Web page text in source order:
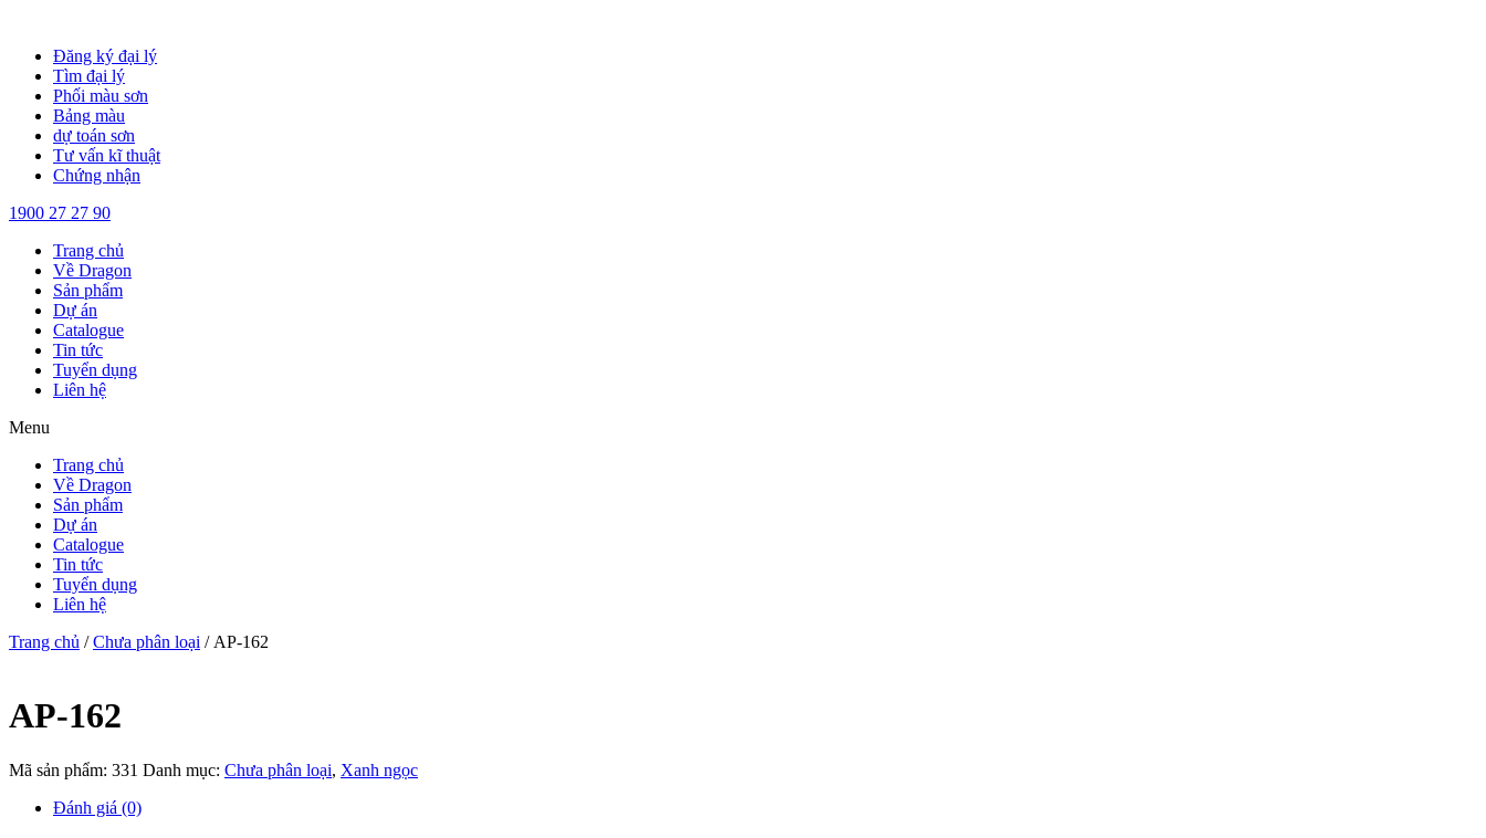
dung
Đăng ký đại lý
Tìm đại lý
Phối màu sơn
Bảng màu
dự toán sơn
Tư vấn kĩ thuật
Chứng nhận
1900 27 27 90
Trang chủ
Về Dragon
Sản phẩm
Dự án
Catalogue
Tin tức
Tuyển dụng
Liên hệ
Menu
Trang chủ
Về Dragon
Sản phẩm
Dự án
Catalogue
Tin tức
Tuyển dụng
Liên hệ
Trang chủ /Chưa phân loại / AP-162
AP-162
Mã sản phẩm: 331 Danh mục: Chưa phân loại, Xanh ngọc
Đánh giá (0)